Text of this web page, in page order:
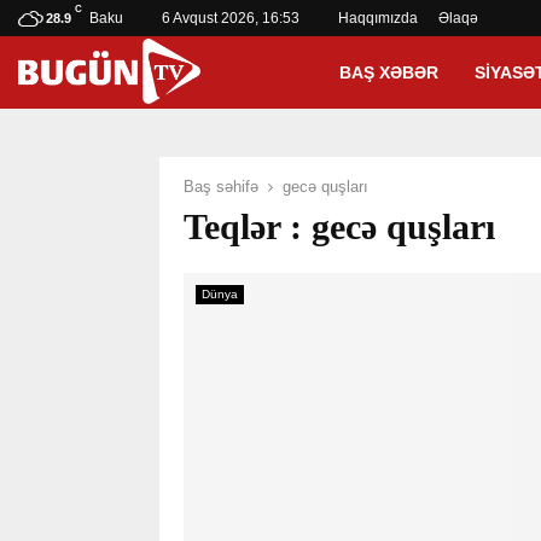
28.9
C
Baku 6 Avqust 2026, 16:53 Haqqımızda Əlaqə
BAŞ XƏBƏR
Baş səhifə gecə quşları
Teqlər : gecə quşları
Dünya